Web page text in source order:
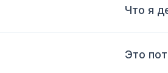
Что я
Это